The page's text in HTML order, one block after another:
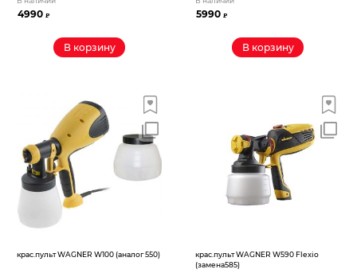
4990₽
В корзину
5990₽
В корзину
крас.пульт WAGNER W100 (аналог 550)
крас.пульт WAGNER W590 Flexio
(замена585)